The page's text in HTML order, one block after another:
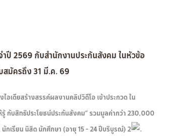
ำปี 2569 กับสำนักงานประกันสังคม ในหัวข้อ
สมัครถึง 31 มี.ค. 69
อเดียสร้างสรรค์ผลงานคลิปวิดีโอ เข้าประกวด ใน
กับสิทธิประโยชน์ประกันสังคม” รวมมูลค่ากว่า 230,000
นักเรียน นิสิต นักศึกษา (อายุ 15 - 24 ปีบริบูรณ์) 2
.